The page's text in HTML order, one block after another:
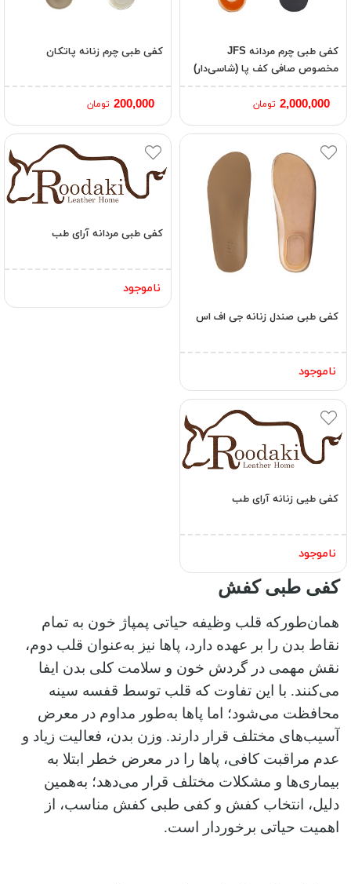
کفی طبی چرم مردانه JFS
مخصوص صافی کف پا (شاسی‌دار)
2,000,000 تومان
کفی طبی چرم زنانه پاتکان
200,000 تومان
کفی طبی صندل زنانه جی اف اس
ناموجود
کفی طبی مردانه آرای طب
ناموجود
کفی طیی زنانه آرای طب
ناموجود
کفی طبی کفش
همان‌طورکه قلب وظیفه حیاتی پمپاژ خون به تمام
نقاط بدن را بر عهده دارد، پاها نیز به‌عنوان قلب دوم،
نقش مهمی در گردش خون و سلامت کلی بدن ایفا
می‌کنند. با این تفاوت که قلب توسط قفسه سینه
محافظت می‌شود؛ اما پاها به‌طور مداوم در معرض
آسیب‌های مختلف قرار دارند. وزن بدن، فعالیت زیاد و
عدم مراقبت کافی، پاها را در معرض خطر ابتلا به
بیماری‌ها و مشکلات مختلف قرار می‌دهد؛ به‌همین‌
دلیل، انتخاب کفش و کفی طبی کفش مناسب، از
اهمیت حیاتی برخوردار است.